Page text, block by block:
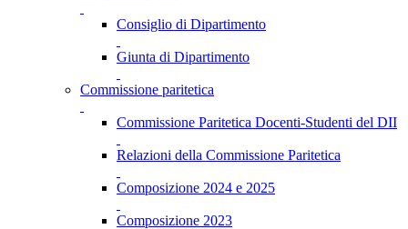
Consiglio di Dipartimento
Giunta di Dipartimento
Commissione paritetica
Commissione Paritetica Docenti-Studenti del DII
Relazioni della Commissione Paritetica
Composizione 2024 e 2025
Composizione 2023